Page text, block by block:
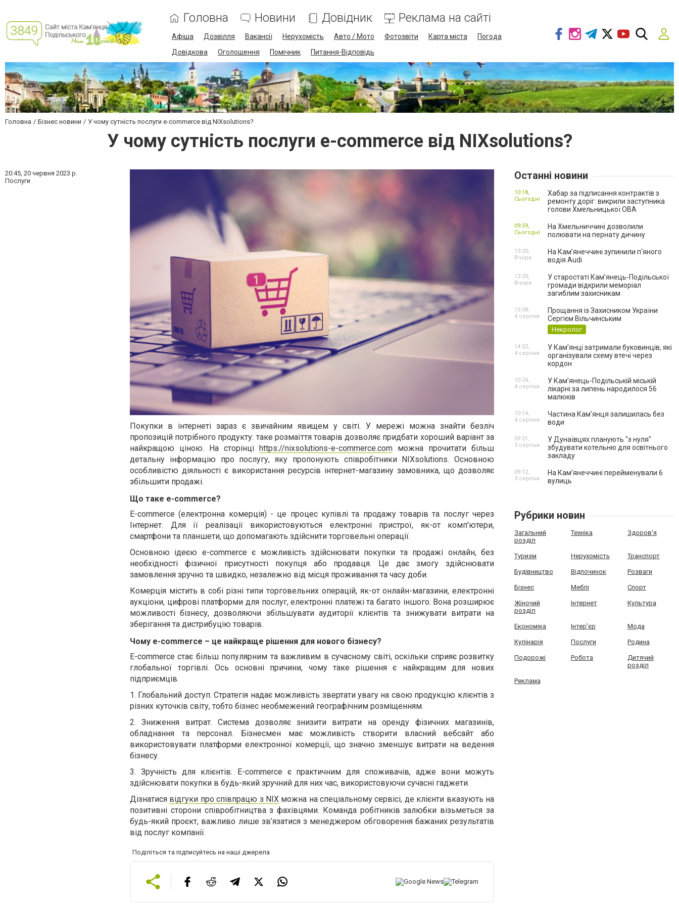
Головна Новини Довідник Реклама на сайті
Афіша Дозвілля Вакансії Нерухомість Авто / Мото Фотозвіти Карта міста
Погода
Довідкова
Оголошення Помічник Питання-Відповідь
Головна Бізнес новини У чому сутність послуги e-commerce від NIXsolutions?
У чому сутність послуги e-commerce від NIXsolutions?
20:45, 20 червня 2023 р.
Послуги
Покупки в інтернеті зараз є звичайним явищем у світі. У мережі можна знайти безліч
пропозицій потрібного продукту: таке розмаїття товарів дозволяє придбати хороший варіант за
найкращою ціною. На сторінці https://nixsolutions-e-commerce.com можна прочитати більш
детальну інформацію про послугу, яку пропонують співробітники NIXsolutions. Основною
особливістю діяльності є використання ресурсів інтернет-магазину замовника, що дозволяє
збільшити продажі.
Що таке e-commerce?
E-commerce (електронна комерція) - це процес купівлі та продажу товарів та послуг через
Інтернет. Для її реалізаціївикористовуються електронні пристрої, як-откомп'ютери,
смартфони та планшети, що допомагають здійснити торговельні операції.
Основною ідеєю e-commerce є можливість здійснювати покупки та продажі онлайн, без
необхідності фізичної присутності покупця або продавця. Це дає змогу здійснювати
замовлення зручно та швидко, незалежно від місця проживання та часу доби.
Комерція містить в собі різні типи торговельних операцій, як-от онлайн-магазини, електронні
аукціони, цифрові платформи для послуг, електронні платежі та багато іншого. Вона розширює
можливості бізнесу, дозволяючи збільшувати аудиторії клієнтів та знижувати витрати на
зберігання та дистрибуцію товарів.
Чому e-commerce – це найкраще рішення для нового бізнесу?
E-commerce стає більш популярним та важливим в сучасному світі, оскільки сприяє розвитку
глобальної торгівлі. Ось основні причини, чому таке рішення є найкращим для нових
підприємців.
1. Глобальний доступ. Стратегія надає можливість звертати увагу на свою продукцію клієнтів з
різних куточків світу, тобто бізнес необмежений географічним розміщенням.
2.Зниження витрат. Система дозволяє знизити витрати на оренду фізичних магазинів,
обладнання та персонал. Бізнесмен має можливість створити власний вебсайт або
використовувати платформи електронної комерції, що значно зменшує витрати на ведення
бізнесу.
3. Зручність для клієнтів: E-commerce є практичним для споживачів, адже вони можуть
здійснювати покупки в будь-який зручний для них час, використовуючи сучасні гаджети.
Дізнатися відгуки про співпрацю з NIXможна на спеціальному сервісі, де клієнти вказують на
позитивні сторони співробітництва з фахівцями. Команда робітників залюбки візьметься за
будь-який проєкт, важливо лише зв’язатися з менеджером обговорення бажаних результатів
від послуг компанії.
Поділіться та підписуйтесь на наші джерела
Останні новини
Хабар за підписання контрактів з
ремонту доріг: викрили заступника
голови Хмельницької ОВА
10:18,
Сьогодні
На Хмельниччині дозволили
полювати на пернату дичину
09:59,
Сьогодні
На Камʼянеччині зупинили п'яного
водія Audi
13:20,
Вчора
У старостаті Кам’янець-Подільської
громади відкрили меморіал
загиблим захисникам
12:20,
Вчора
Прощання із Захисником України
Сергієм Вільчинським
Некролог
15:08,
4 серпня
У Кам’янці затримали буковинців, які
організували схему втечі через
кордон
14:52,
4 серпня
У Кам’янець-Подільській міській
лікарні за липень народилося 56
малюків
10:24,
4 серпня
Частина Кам'янця залишилась без
води
10:14,
4 серпня
У Дунаївцях планують "з нуля"
збудувати котельню для освітнього
закладу
09:21,
3 серпня
На Камʼянеччині перейменували 6
вулиць
09:12,
3 серпня
Рубрики новин
Загальний
розділ
Техніка Здоров'я
Туризм Нерухомість Транспорт
Будівництво Відпочинок Розваги
Бізнес Меблі Спорт
Жіночий
розділ
Інтернет Культура
Економіка Інтер'єр Мода
Кулінарія Послуги Родина
Подорожі Робота
Дитячий
розділ
Реклама